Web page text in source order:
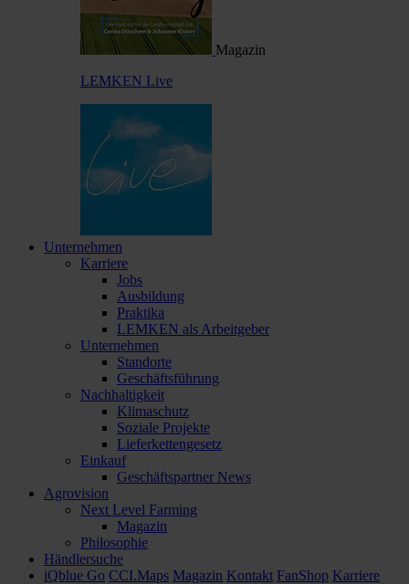
Magazin
LEMKEN Live
Unternehmen
Karriere
Jobs
Ausbildung
Praktika
LEMKEN als Arbeitgeber
Unternehmen
Standorte
Geschäftsführung
Nachhaltigkeit
Klimaschutz
Soziale Projekte
Lieferkettengesetz
Einkauf
Geschäftspartner News
Agrovision
Next Level Farming
Magazin
Philosophie
Händlersuche
iQblue Go CCI.Maps Magazin Kontakt FanShop Karriere